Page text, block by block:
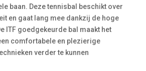
baan. Deze tennisbal beschikt over
en gaat lang mee dankzij de hoge
ITF goedgekeurde bal maakt het
comfortabele en plezierige
verder te kunnen